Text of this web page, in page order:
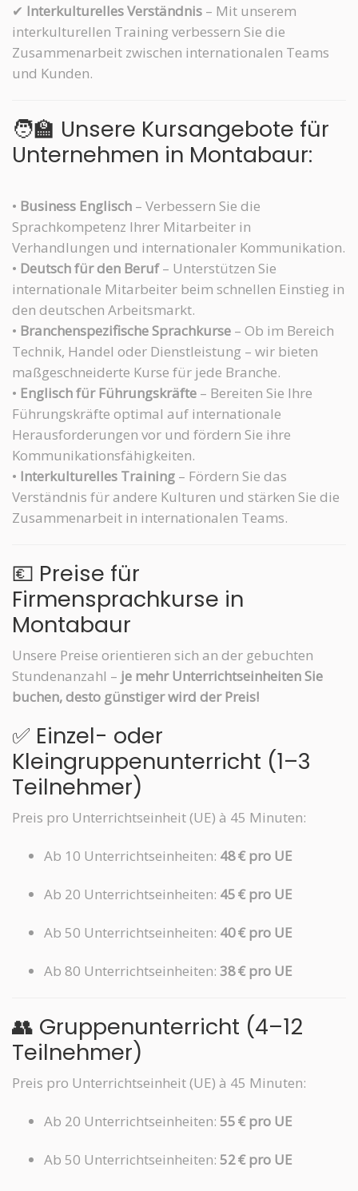
✔ Interkulturelles Verständnis – Mit unserem
interkulturellen Training verbessern Sie die
Zusammenarbeit zwischen internationalen Teams
und Kunden.
🧑‍🏫 Unsere Kursangebote für
Unternehmen in Montabaur:
• Business Englisch – Verbessern Sie die
Sprachkompetenz Ihrer Mitarbeiter in
Verhandlungen und internationaler Kommunikation.
• Deutsch für den Beruf– Unterstützen Sie
internationale Mitarbeiter beim schnellen Einstieg in
den deutschen Arbeitsmarkt.
• Branchenspezifische Sprachkurse – Ob im Bereich
Technik, Handel oder Dienstleistung – wir bieten
maßgeschneiderte Kurse für jede Branche.
• Englisch für Führungskräfte – Bereiten Sie Ihre
Führungskräfte optimal auf internationale
Herausforderungen vor und fördern Sie ihre
Kommunikationsfähigkeiten.
• Interkulturelles Training – Fördern Sie das
Verständnis für andere Kulturen und stärken Sie die
Zusammenarbeit in internationalen Teams.
💶 Preise für
Firmensprachkurse in
Montabaur
Unsere Preise orientieren sich an der gebuchten
Stundenanzahl – je mehr Unterrichtseinheiten Sie
buchen, desto günstiger wird der Preis!
✅ Einzel- oder
Kleingruppenunterricht (1–3
Teilnehmer)
Preis pro Unterrichtseinheit (UE) à 45 Minuten:
Ab 10 Unterrichtseinheiten: 48 € pro UE
Ab 20 Unterrichtseinheiten: 45 € pro UE
Ab 50 Unterrichtseinheiten: 40 € pro UE
Ab 80 Unterrichtseinheiten: 38 € pro UE
👥 Gruppenunterricht (4–12
Teilnehmer)
Preis pro Unterrichtseinheit (UE) à 45 Minuten:
Ab 20 Unterrichtseinheiten: 55 € pro UE
Ab 50 Unterrichtseinheiten: 52 € pro UE